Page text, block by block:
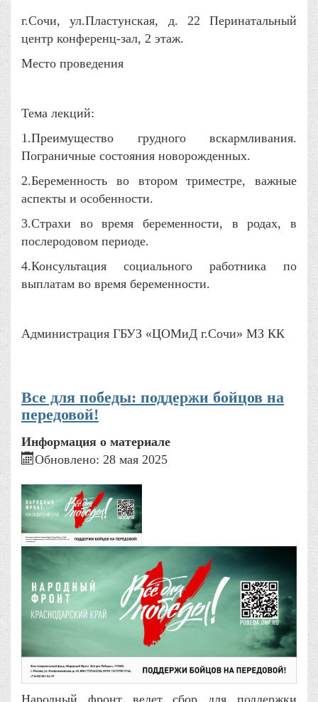
г.Сочи, ул.Пластунская, д. 22 Перинатальный
центр конференц-зал, 2 этаж.
Место проведения
Тема лекций:
1.Преимущество грудного вскармливания.
Пограничные состояния новорожденных.
2.Беременность во втором триместре, важные
аспекты и особенности.
3.Страхи во время беременности, в родах, в
послеродовом периоде.
4.Консультация социального работника по
выплатам во время беременности.
Администрация ГБУЗ «ЦОМиД г.Сочи» МЗ КК
Все для победы: поддержи бойцов на
передовой!
Информация о материале
Обновлено: 28 мая 2025